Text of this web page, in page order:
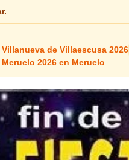
de Villaescusa 2026
2026 en Meruelo